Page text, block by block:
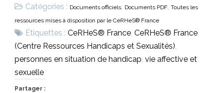
Catégories : Documents officiels, Documents PDF, Toutes les
ressources mises à disposition par le CeRHeS® France
Étiquettes : CeRHeS® France, CeRHeS® France
(Centre Ressources Handicaps et Sexualités),
personnes en situation de handicap, vie affective et
sexuelle
Partager :